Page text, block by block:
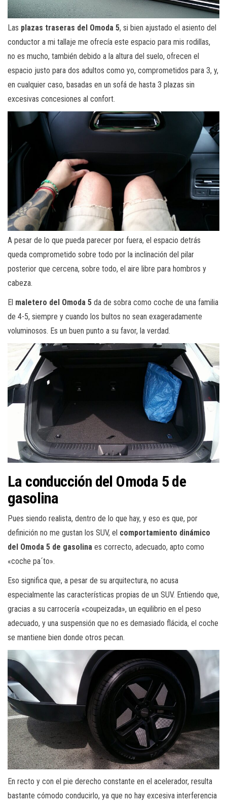
Las plazas traseras del Omoda 5, si bien ajustado el asiento del
conductor a mi tallaje me ofrecía este espacio para mis rodillas,
no es mucho, también debido a la altura del suelo, ofrecen el
espacio justo para dos adultos como yo, comprometidos para 3, y,
en cualquier caso, basadas en un sofá de hasta 3 plazas sin
excesivas concesiones al confort.
A pesar de lo que pueda parecer por fuera, el espacio detrás
queda comprometido sobre todo por la inclinación del pilar
posterior que cercena, sobre todo, el aire libre para hombros y
cabeza.
El maletero del Omoda 5 da de sobra como coche de una familia
de 4-5, siempre y cuando los bultos no sean exageradamente
voluminosos. Es un buen punto a su favor, la verdad.
La conducción del Omoda 5 de
gasolina
Pues siendo realista, dentro de lo que hay, y eso es que, por
definición no me gustan los SUV, el comportamiento dinámico
del Omoda 5 de gasolina es correcto, adecuado, apto como
«coche pa´to».
Eso significa que, a pesar de su arquitectura, no acusa
especialmente las características propias de un SUV. Entiendo que,
gracias a su carrocería «coupeizada», un equilibrio en el peso
adecuado, y una suspensión que no es demasiado flácida, el coche
se mantiene bien donde otros pecan.
En recto y con el pie derecho constante en el acelerador, resulta
bastante cómodo conducirlo, ya que no hay excesiva interferencia